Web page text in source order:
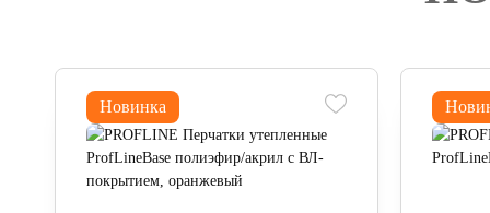
Новинка